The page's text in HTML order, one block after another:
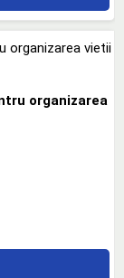
organizarea